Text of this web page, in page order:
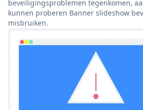
beveiligingsproblemen tegenkomen,
kunnen proberen Banner slideshow
misbruiken.